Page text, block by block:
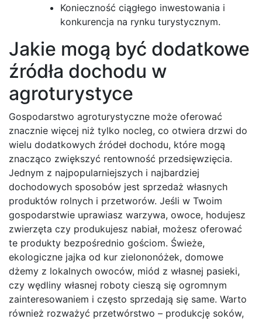
Konieczność ciągłego inwestowania i
konkurencja na rynku turystycznym.
Jakie mogą być dodatkowe
źródła dochodu w
agroturystyce
Gospodarstwo agroturystyczne może oferować
znacznie więcej niż tylko nocleg, co otwiera drzwi do
wielu dodatkowych źródeł dochodu, które mogą
znacząco zwiększyć rentowność przedsięwzięcia.
Jednym z najpopularniejszych i najbardziej
dochodowych sposobów jest sprzedaż własnych
produktów rolnych i przetworów. Jeśli w Twoim
gospodarstwie uprawiasz warzywa, owoce, hodujesz
zwierzęta czy produkujesz nabiał, możesz oferować
te produkty bezpośrednio gościom. Świeże,
ekologiczne jajka od kur zielononóżek, domowe
dżemy z lokalnych owoców, miód z własnej pasieki,
czy wędliny własnej roboty cieszą się ogromnym
zainteresowaniem i często sprzedają się same. Warto
również rozważyć przetwórstwo – produkcję soków,